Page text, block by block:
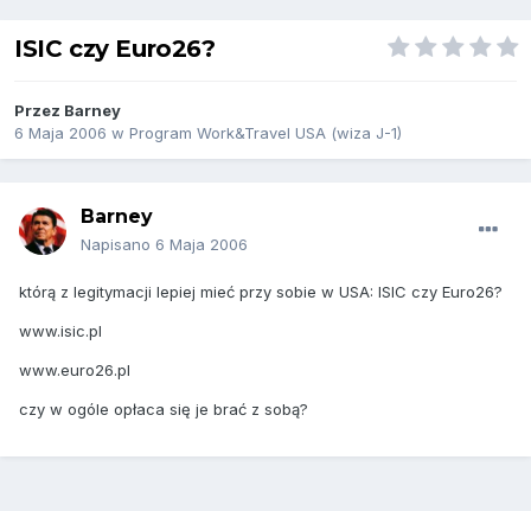
ISIC czy Euro26?
Przez Barney
6 Maja 2006 w Program Work&Travel USA (wiza J-1)
Barney
Napisano 6 Maja 2006
którą z legitymacji lepiej mieć przy sobie w USA: ISIC czy Euro26?
www.isic.pl
www.euro26.pl
czy w ogóle opłaca się je brać z sobą?